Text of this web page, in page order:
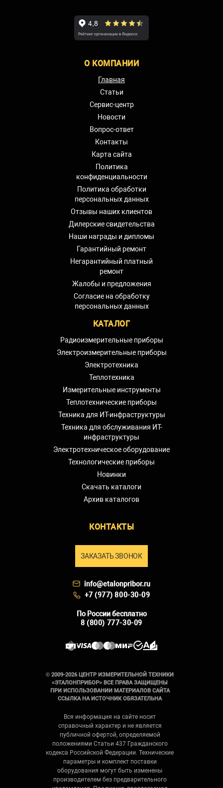
О КОМПАНИИ
Главная
Статьи
Сервис-центр
Новости
Вопрос-ответ
Контакты
Карта сайта
Политика
конфиденциальности
Политика обработки
персональных данных
Отзывы наших клиентов
Дилерские свидетельства
Наши награды и дипломы
Гарантийный ремонт
Негарантийный платный
ремонт
Жалобы и предложения
Согласие на обработку
персональных данных
КАТАЛОГ
Радиоизмерительные приборы
Электроизмерительные приборы
Электротехника
Теплотехника
Измерительные инструменты
Теплотехнические приборы
Техника для ИТ-инфраструктуры
Техника для обслуживания ИТ-
инфраструктуры
Электротехническое оборудование
Технологические приборы
Новинки
Скачать каталоги
Архив каталогов
КОНТАКТЫ
ЗАКАЗАТЬ ЗВОНОК
info@etalonpribor.ru
+7 (977) 800-30-09
По России бесплатно
8 (800) 777-30-09
© 2009-2026 ЦЕНТР ИЗМЕРИТЕЛЬНОЙ ТЕХНИКИ
«ЭТАЛОНПРИБОР» ВСЕ ПРАВА ЗАЩИЩЕНЫ
ПРИ ИСПОЛЬЗОВАНИИ МАТЕРИАЛОВ САЙТА
ССЫЛКА НА ИСТОЧНИК ОБЯЗАТЕЛЬНА
Вся информация на сайте носит
справочный характер и не является
публичной офертой, определяемой
положениями Статьи 437 Гражданского
кодекса Российской Федерации. Технические
параметры и комплект поставки
оборудования могут быть изменены
производителем без предварительного